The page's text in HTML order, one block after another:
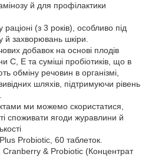
й для профілактики
(з 3 років), особливо під
й захворювань шкіри.
добавок на основі плодів
С, Е та суміші пробіотиків, що в
обміну речовин в організмі,
шляхів, підтримуючи рівень
ми можемо скористатися,
споживати ягоди журавлини й
Probiotic, 60 таблеток.
& Probiotic (Концентрат